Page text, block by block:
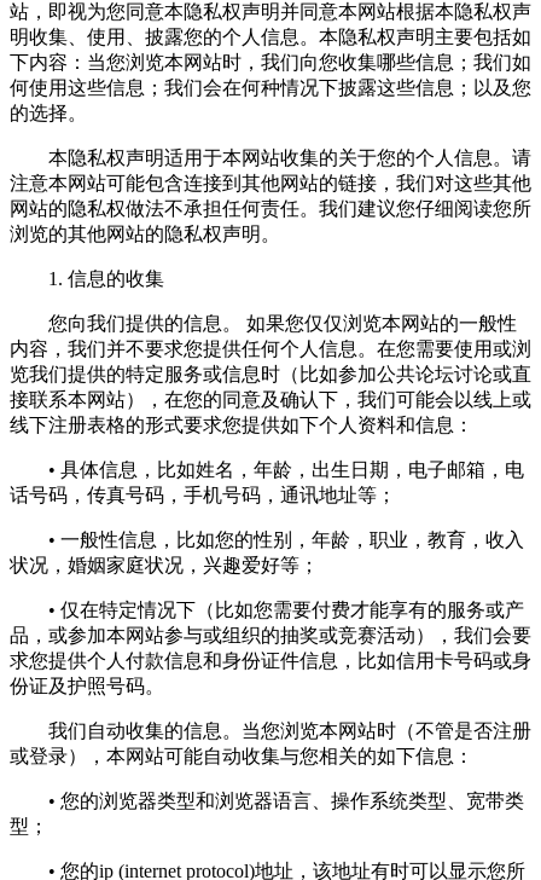
站，即视为您同意本隐私权声明并同意本网站根据本隐私权声
明收集、使用、披露您的个人信息。本隐私权声明主要包括如
下内容：当您浏览本网站时，我们向您收集哪些信息；我们如
何使用这些信息；我们会在何种情况下披露这些信息；以及您
的选择。
本隐私权声明适用于本网站收集的关于您的个人信息。请
注意本网站可能包含连接到其他网站的链接，我们对这些其他
网站的隐私权做法不承担任何责任。我们建议您仔细阅读您所
浏览的其他网站的隐私权声明。
1. 信息的收集
您向我们提供的信息。 如果您仅仅浏览本网站的一般性
内容，我们并不要求您提供任何个人信息。在您需要使用或浏
览我们提供的特定服务或信息时（比如参加公共论坛讨论或直
接联系本网站），在您的同意及确认下，我们可能会以线上或
线下注册表格的形式要求您提供如下个人资料和信息：
• 具体信息，比如姓名，年龄，出生日期，电子邮箱，电
话号码，传真号码，手机号码，通讯地址等；
• 一般性信息，比如您的性别，年龄，职业，教育，收入
状况，婚姻家庭状况，兴趣爱好等；
• 仅在特定情况下（比如您需要付费才能享有的服务或产
品，或参加本网站参与或组织的抽奖或竞赛活动），我们会要
求您提供个人付款信息和身份证件信息，比如信用卡号码或身
份证及护照号码。
我们自动收集的信息。当您浏览本网站时（不管是否注册
或登录），本网站可能自动收集与您相关的如下信息：
• 您的浏览器类型和浏览器语言、操作系统类型、宽带类
型；
• 您的ip (internet protocol)地址，该地址有时可以显示您所